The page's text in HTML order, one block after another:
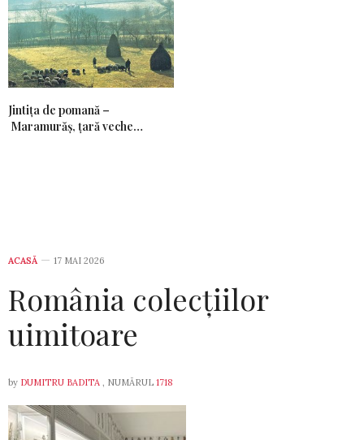
Jintiţa de pomană –
Maramurăş, ţară veche…
ACASĂ 17 MAI 2026
România colecțiilor
uimitoare
by DUMITRU BADITA , NUMĂRUL 1718